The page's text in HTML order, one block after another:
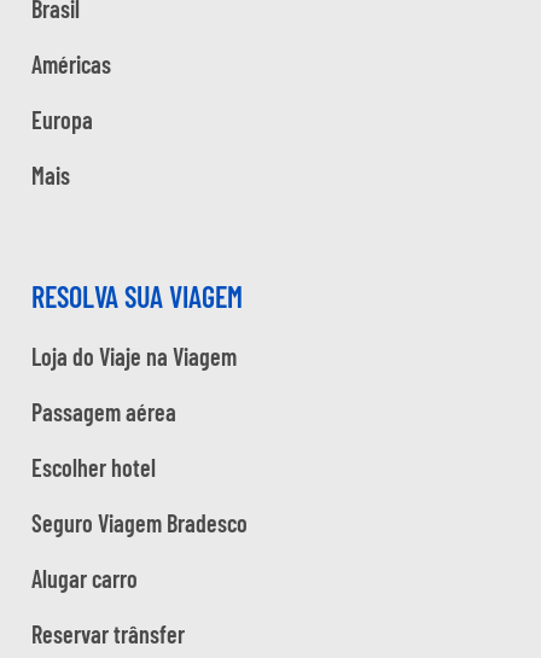
Brasil
Américas
Europa
Mais
RESOLVA SUA VIAGEM
Loja do Viaje na Viagem
Passagem aérea
Escolher hotel
Seguro Viagem Bradesco
Alugar carro
Reservar trânsfer